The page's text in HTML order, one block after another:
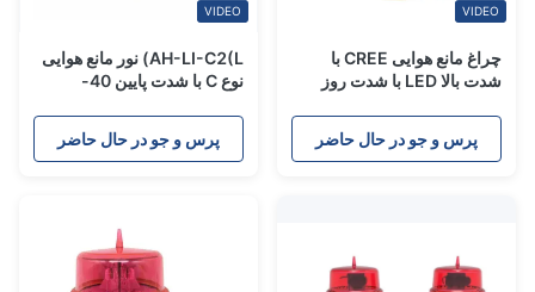
VIDEO
چراغ مانع هوایی CREE با
شدت بالا LED با شدت روز
محافظت شده از UV
پرس و جو در حال حاضر
VIDEO
AH-LI-C2(L) نور مانع هوایی
نوع C با شدت پایین 40-
پرس و جو در حال حاضر